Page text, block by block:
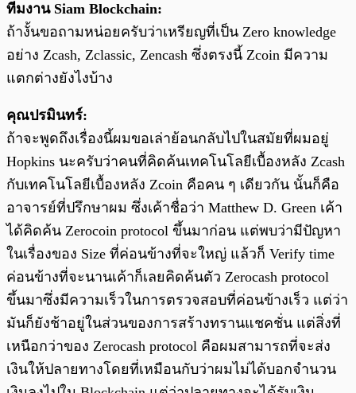
ทีมงาน Siam Blockchain:
ถ้างั้นขอถามหน่อยครับว่าเหรียญที่เป็น Zero knowledge
อย่าง Zcash, Zclassic, Zencash ซึ่งตรงนี้ Zcoin มีความ
แตกต่างยังไงบ้าง
คุณปรมินทร์:
ถ้าจะพูดถึงเรื่องนี้ผมขอเล่าย้อนกลับไปในสมัยที่ผมอยู่
Hopkins นะครับว่าคนที่คิดค้นเทคโนโลยีเบื้องหลัง Zcash
กับเทคโนโลยีเบื้องหลัง Zcoin คือคน ๆ เดียวกัน นั้นก็คือ
อาจารย์ที่ปรึกษาผม ซึ่งเค้าชื่อว่า Matthew D. Green เค้า
ได้คิดค้น Zerocoin protocol ขึ้นมาก่อน แต่พบว่ามีปัญหา
ในเรื่องของ Size ที่ค่อนข้างที่จะใหญ่ แล้วก็ Verify time
ค่อนข้างที่จะนานเค้าก็เลยคิดค้นตัว Zerocash protocol
ขึ้นมาซึ่งมีความเร็วในการตรวจสอบที่ค่อนข้างเร็ว แต่ว่า
มันก็ยังช้าอยู่ในส่วนของการสร้างทรานแชคชั่น แต่สิ่งที่
เหนือกว่าของ Zerocash protocol คือผมสามารถที่จะส่ง
เงินให้ปลายทางโดยที่เหมือนกับว่าผมไม่ได้บอกจำนวน